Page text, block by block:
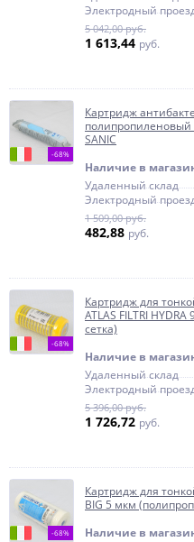
Электродный
5 042,00 руб.
1 613,44 руб.
-68%
Картридж
полипропиленовый
SANIC
Наличие в
Удаленный склад
Электродный
1 509,00 руб.
482,88 руб.
-68%
Картридж для
ATLAS FILTRI
сетка)
Наличие в
Удаленный склад
Электродный
5 396,00 руб.
1 726,72 руб.
-68%
Картридж для
BIG 5 мкм
Наличие в